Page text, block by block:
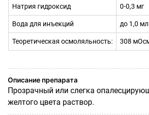
Натрия гидроксид 0-0,3 мг
Вода для инъекций до 1,0 мл
Теоретическая осмоляльность: 308
Описание препарата
Прозрачный или слегка
желтого цвета раствор.